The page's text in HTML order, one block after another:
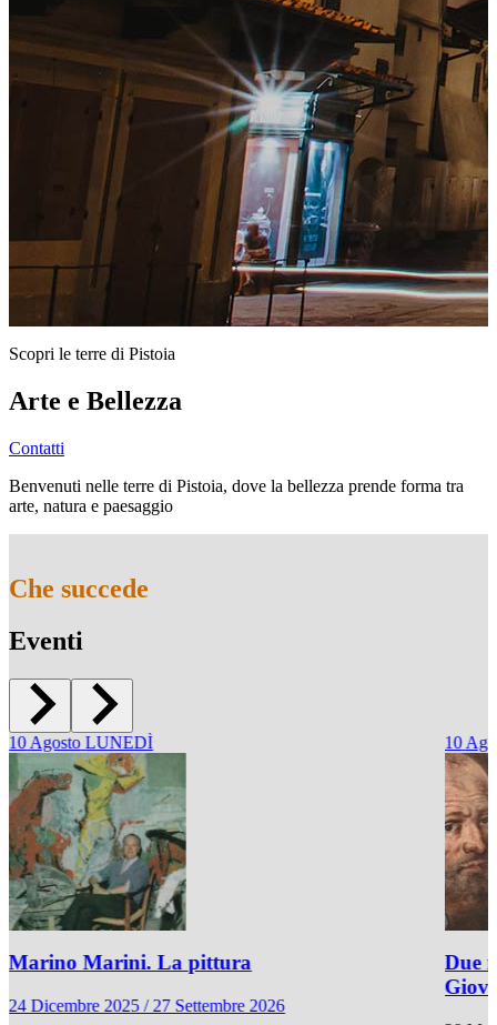
Scopri le terre di Pistoia
Arte e Bellezza
Contatti
Benvenuti nelle terre di Pistoia, dove la bellezza prende forma tra
arte, natura e paesaggio
Che succede
Eventi
10Agosto LUNEDÌ
Marino Marini. La pittura
24 Dicembre 2025 / 27 Settembre 2026
10
Due